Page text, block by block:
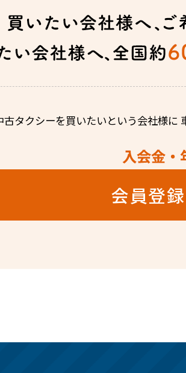
タクシーを買いたいという会社様に
会員登